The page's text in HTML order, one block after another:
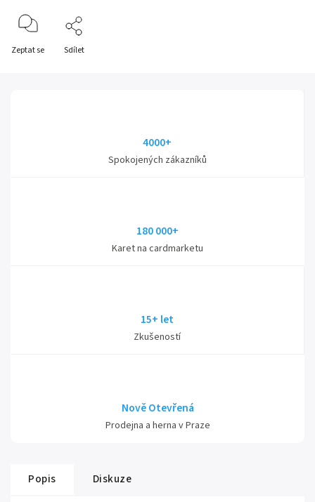
Zeptat se Sdílet
4000+
Spokojených zákazníků
180 000+
Karet na cardmarketu
15+ let
Zkušeností
Nově Otevřená
Prodejna a herna v Praze
Popis Diskuze